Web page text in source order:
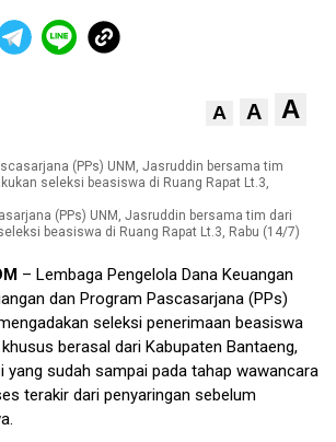
A A A
(PPs) UNM, Jasruddin bersama tim dari
beasiswa di Ruang Rapat Lt.3, Rabu (14/7)
– Lembaga Pengelola Dana Keuangan
dan Program Pascasarjana (PPs)
seleksi penerimaan beasiswa
berasal dari Kabupaten Bantaeng,
yang sudah sampai pada tahap wawancara
terakir dari penyaringan sebelum